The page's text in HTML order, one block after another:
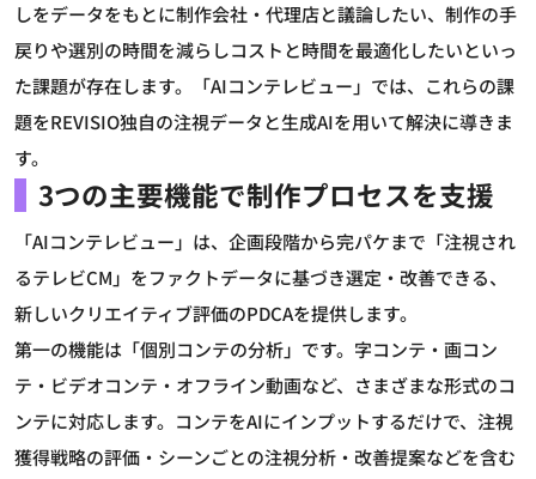
しをデータをもとに制作会社・代理店と議論したい、制作の手
戻りや選別の時間を減らしコストと時間を最適化したいといっ
た課題が存在します。「AIコンテレビュー」では、これらの課
題をREVISIO独自の注視データと生成AIを用いて解決に導きま
す。
3つの主要機能で制作プロセスを支援
「AIコンテレビュー」は、企画段階から完パケまで「注視され
るテレビCM」をファクトデータに基づき選定・改善できる、
新しいクリエイティブ評価のPDCAを提供します。
第一の機能は「個別コンテの分析」です。字コンテ・画コン
テ・ビデオコンテ・オフライン動画など、さまざまな形式のコ
ンテに対応します。コンテをAIにインプットするだけで、注視
獲得戦略の評価・シーンごとの注視分析・改善提案などを含む